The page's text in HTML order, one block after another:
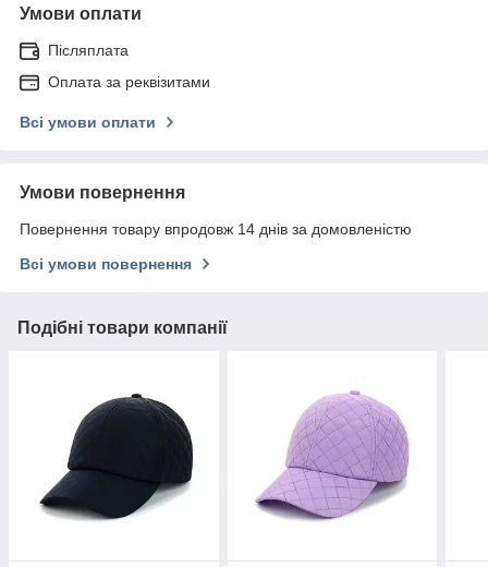
Умови оплати
Післяплата
Оплата за реквізитами
Всі умови оплати
Умови повернення
Повернення товару впродовж 14 днів за домовленістю
Всі умови повернення
Подібні товари компанії